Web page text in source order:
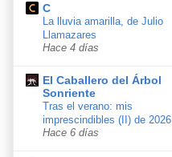
C
La lluvia amarilla, de Julio
Llamazares
Hace 4 días
El Caballero del Árbol
Sonriente
Tras el verano: mis
imprescindibles (II) de 2026
Hace 6 días